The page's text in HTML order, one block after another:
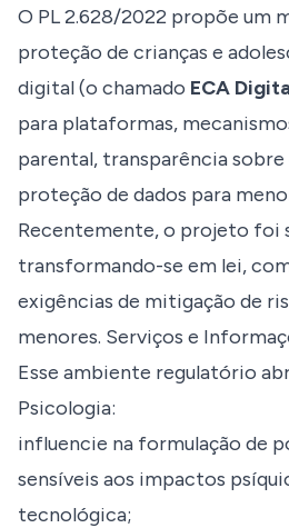
O PL 2.628/2022 propõe um
proteção de crianças e
digital (o chamado ECA
para plataformas,
parental, transparência
proteção de dados para
Recentemente, o projeto foi
transformando-se em lei,
exigências de mitigação de
menores. Serviços e
Esse ambiente regulatório
Psicologia:
influencie na formulação de
sensíveis aos impactos
tecnológica;